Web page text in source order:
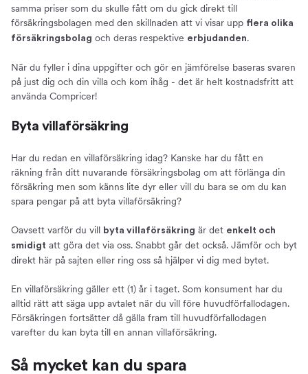
samma priser som du skulle fått om du gick direkt till
försäkringsbolagen med den skillnaden att vi visar upp flera olika
försäkringsbolag och deras respektive erbjudanden.
När du fyller i dina uppgifter och gör en jämförelse baseras svaren
på just dig och din villa och kom ihåg - det är helt kostnadsfritt att
använda Compricer!
Byta villaförsäkring
Har du redan en villaförsäkring idag? Kanske har du fått en
räkning från ditt nuvarande försäkringsbolag om att förlänga din
försäkring men som känns lite dyr eller vill du bara se om du kan
spara pengar på att byta villaförsäkring?
Oavsett varför du vill byta villaförsäkring är det enkelt och
smidigt att göra det via oss. Snabbt går det också. Jämför och byt
direkt här på sajten eller ring oss så hjälper vi dig med bytet.
En villaförsäkring gäller ett (1) år i taget. Som konsument har du
alltid rätt att säga upp avtalet när du vill före huvudförfallodagen.
Försäkringen fortsätter då gälla fram till huvudförfallodagen
varefter du kan byta till en annan villaförsäkring.
Så mycket kan du spara